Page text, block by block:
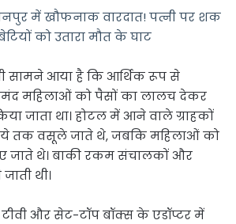
में खौफनाक वारदात! पत्नी पर शक
को उतारा मौत के घाट
सामने आया है कि आर्थिक रूप से
महिलाओं को पैसों का लालच देकर
जाता था। होटल में आने वाले ग्राहकों
तक वसूले जाते थे, जबकि महिलाओं को
जाते थे। बाकी रकम संचालकों और
थी।
और सेट-टॉप बॉक्स के एडॉप्टर में